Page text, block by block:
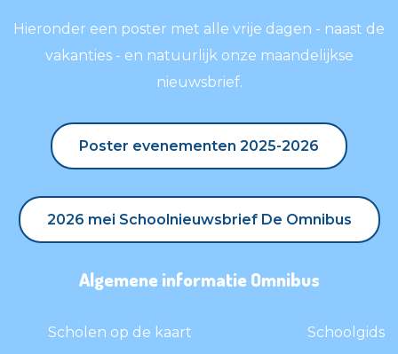
Hieronder een poster met alle vrije dagen - naast de
vakanties - en natuurlijk onze maandelijkse
nieuwsbrief.
Poster evenementen 2025-2026
Poster evenementen 2025-2026
2026 mei Schoolnieuwsbrief De Omnibus
2026 mei Schoolnieuwsbrief De Omnibus
Algemene informatie Omnibus
Scholen op de kaart Schoolgids